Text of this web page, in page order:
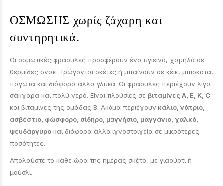
ΟΣΜΩΣΗΣ χωρίς ζάχαρη και
συντηρητικά.
Οι οσμωτικές φράουλες προσφέρουν ένα υγιεινό, χαμηλό σε
θερμίδες σνακ. Τρώγονται σκέτες ή μπαίνουν σε κέικ, μπισκότα,
παγωτά και διάφορα άλλα γλυκά. Οι φράουλες περιέχουν λίγα
σάκχαρα και πολύ νερό. Είναι πλούσιες σε βιταμίνες Α, Ε, Κ, C
και βιταμίνες της ομάδας Β. Ακόμα περιέχουν κάλιο, νάτριο,
ασβέστιο, φώσφορο, σίδηρο, μαγνήσιο, μαγγάνιο, χαλκό,
ψευδάργυρο και διάφορα άλλα ιχνοστοιχεία σε μικρότερες
ποσότητες.
Απολαύστε το κάθε ώρα της ημέρας σκέτο, με γιαούρτι ή
μούσλι.